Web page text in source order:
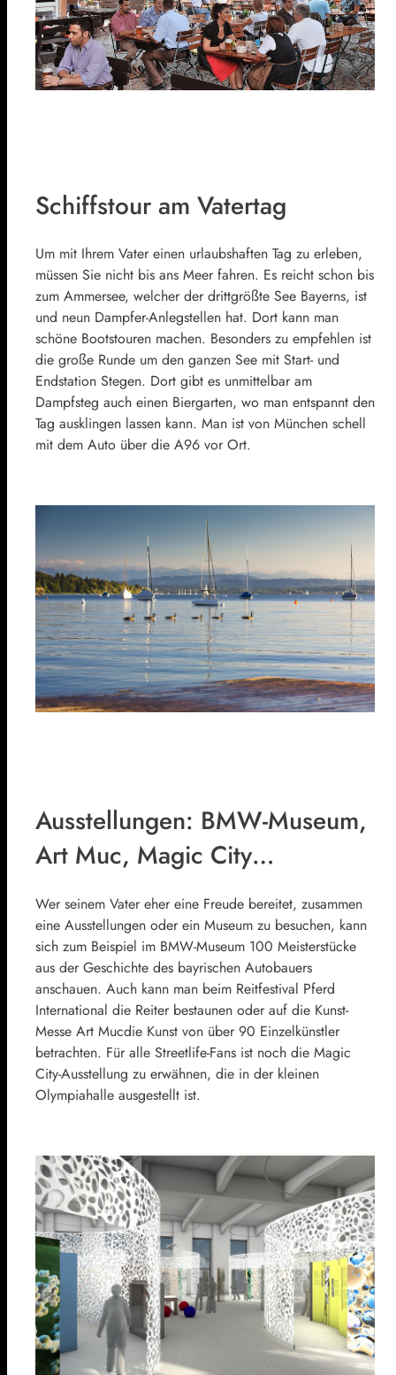
Schiffstour am Vatertag
Um mit Ihrem Vater einen urlaubshaften Tag zu erleben,
müssen Sie nicht bis ans Meer fahren. Es reicht schon bis
zum Ammersee, welcher der drittgrößte See Bayerns, ist
und neun Dampfer-Anlegstellen hat. Dort kann man
schöne Bootstouren machen. Besonders zu empfehlen ist
die große Runde um den ganzen See mit Start- und
Endstation Stegen. Dort gibt es unmittelbar am
Dampfsteg auch einen Biergarten, wo man entspannt den
Tag ausklingen lassen kann. Man ist von München schell
mit dem Auto über die A96 vor Ort.
Ausstellungen: BMW-Museum,
Art Muc, Magic City…
Wer seinem Vater eher eine Freude bereitet, zusammen
eine Ausstellungen oder ein Museum zu besuchen, kann
sich zum Beispiel im BMW-Museum 100 Meisterstücke
aus der Geschichte des bayrischen Autobauers
anschauen. Auch kann man beim Reitfestival Pferd
International die Reiter bestaunen oder auf die Kunst-
Messe Art Mucdie Kunst von über 90 Einzelkünstler
betrachten. Für alle Streetlife-Fans ist noch die Magic
City-Ausstellung zu erwähnen, die in der kleinen
Olympiahalle ausgestellt ist.